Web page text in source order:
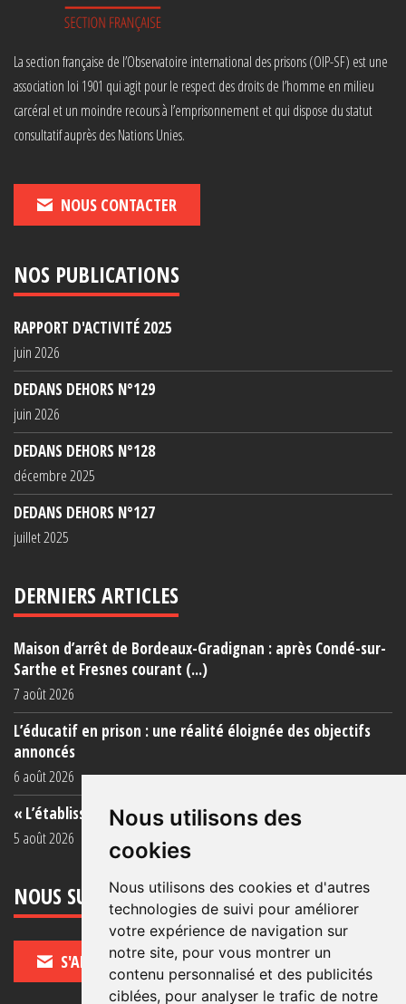
Nous utilisons des
cookies
Nous utilisons des cookies et d'autres
technologies de suivi pour améliorer
votre expérience de navigation sur
notre site, pour vous montrer un
contenu personnalisé et des publicités
ciblées, pour analyser le trafic de notre
La section française de l’Observatoire international des prisons (OIP-SF) est une
association loi 1901 qui agit pour le respect des droits de l’homme en milieu
carcéral et un moindre recours à l’emprisonnement et qui dispose du statut
consultatif auprès des Nations Unies.
NOUS CONTACTER
NOS PUBLICATIONS
RAPPORT D'ACTIVITÉ 2025
juin 2026
DEDANS DEHORS N°129
juin 2026
DEDANS DEHORS N°128
décembre 2025
DEDANS DEHORS N°127
juillet 2025
DERNIERS ARTICLES
Maison d’arrêt de Bordeaux-Gradignan : après Condé-sur-
Sarthe et Fresnes courant (...)
7 août 2026
L’éducatif en prison : une réalité éloignée des objectifs
annoncés
6 août 2026
« L’établissement est une porcherie totale »
5 août 2026
NOUS SUIVRE
S'ABONNER